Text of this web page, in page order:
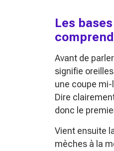
Les
Avant de
signifie
une coupe mi-
Dire
donc le
Vient ensuite
mèches à la